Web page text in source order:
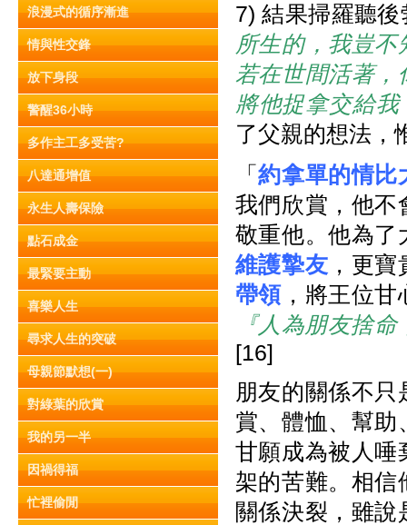
浪漫式的循序漸進
情與性交鋒
放下身段
警醒36小時
多作主工多受苦?
八達通增值
永生人壽保險
點石成金
最緊要主動
喜樂人生
尋求人生的突破
母親節默想(一)
對綠葉的欣賞
我的另一半
因禍得福
忙裡偷閒
7) 結果掃羅聽
所生的，我豈
若在世間活著，
將他捉拿交給
了父親的想法，
「約拿單的情比
我們欣賞，他不
敬重他。他為了
維護摯友 ，更
帶領，將王位甘
『人為朋友捨
[16]
朋友的關係不
賞、體恤、幫助
甘願成為被人唾
架的苦難。相信
關係決裂，雖